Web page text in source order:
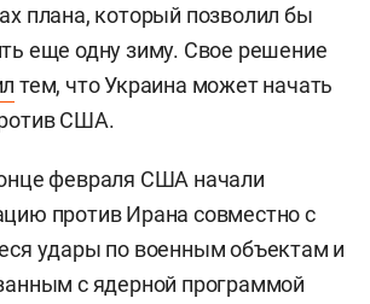
плана, который позволил бы
еще одну зиму. Свое решение
тем, что Украина может начать
США.
февраля США начали
против Ирана совместно с
удары по военным объектам и
с ядерной программой